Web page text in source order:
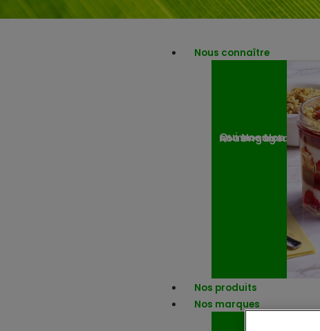
Nous connaître
Qui sommes-nous ? Nos engagements
Nos actualités
Nos produits
Nos marques